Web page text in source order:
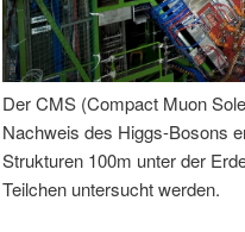
Ie
Der CMS (Compact Muon
Nachweis des Higgs-Bosons
Strukturen 100m unter der
Teilchen untersucht werden.